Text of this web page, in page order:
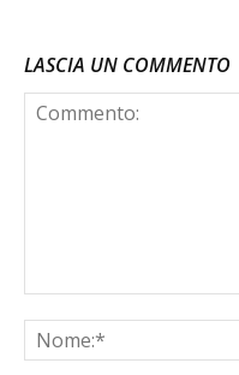
LASCIA UN COMMENTO